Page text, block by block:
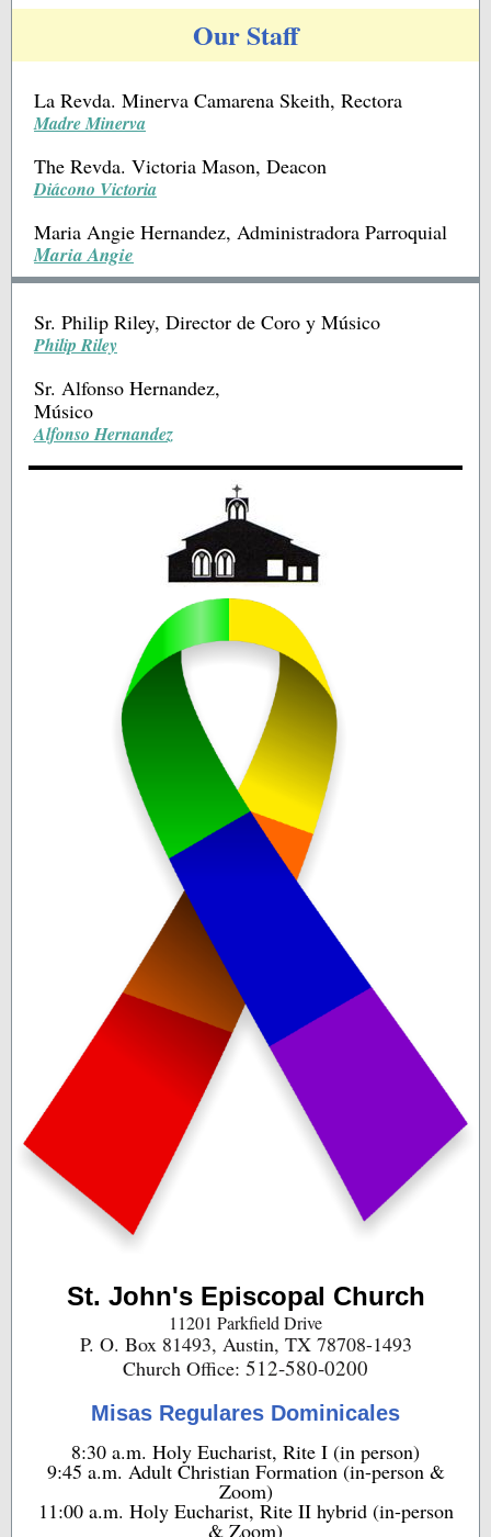
Our Staff
La Revda. Minerva Camarena Skeith, Rectora
Madre Minerva
The Revda. Victoria Mason, Deacon
Diácono Victoria
Maria Angie Hernandez, Administradora Parroquial
Maria Angie
Sr. Philip Riley, Director de Coro y Músico
Philip Riley
Sr. Alfonso Hernandez,
Músico
Alfonso Hernandez
St. John's Episcopal Church
11201 Parkfield Drive
P. O. Box 81493, Austin, TX 78708-1493
Church Office: 512-580-0200
Misas Regulares Dominicales
8:30 a.m. Holy Eucharist, Rite I (in person)
9:45 a.m. Adult Christian Formation (in-person &
Zoom)
11:00 a.m. Holy Eucharist, Rite II hybrid (in-person
& Zoom)